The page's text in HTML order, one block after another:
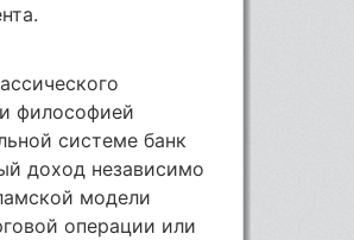
философией
системе банк
доход независимо
модели
операции или